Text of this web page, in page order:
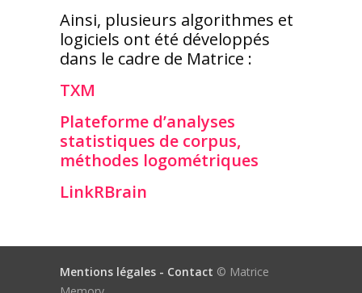
Ainsi, plusieurs algorithmes et
logiciels ont été développés
dans le cadre de Matrice :
TXM
Plateforme d’analyses
statistiques de corpus,
méthodes logométriques
LinkRBrain
Mentions légales - Contact © Matrice